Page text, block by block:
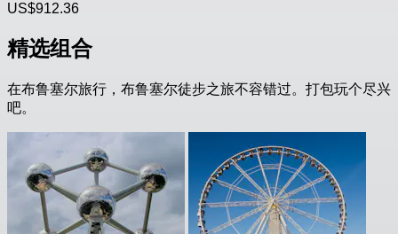
US$912.36
精选组合
在布鲁塞尔旅行，布鲁塞尔徒步之旅不容错过。打包玩个尽兴
吧。